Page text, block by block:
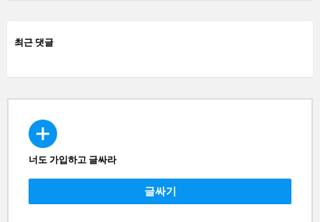
최근 댓글
CREATE
너도 가입하고 글싸라
글싸기